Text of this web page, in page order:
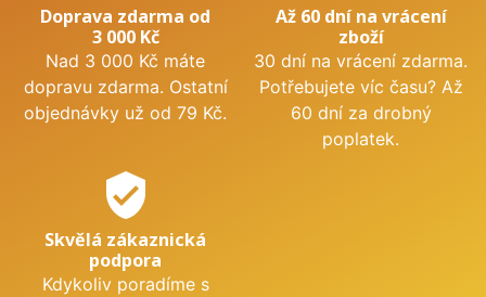
Doprava zdarma od
3 000 Kč
Nad 3 000 Kč máte
dopravu zdarma. Ostatní
objednávky už od 79 Kč.
Až 60 dní na vrácení
zboží
30 dní na vrácení zdarma.
Potřebujete víc času? Až
60 dní za drobný
poplatek.
verified_user
Skvělá zákaznická
podpora
Kdykoliv poradíme s